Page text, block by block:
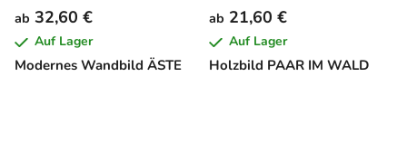
Modernes Wandbild ÄSTE
ab 32,60 €
Auf Lager
Holzbild PAAR IM WALD
ab 21,60 €
Auf Lager